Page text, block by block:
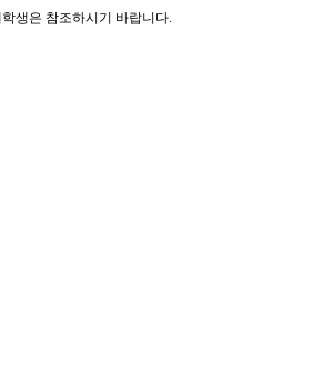
생은 참조하시기 바랍니다.